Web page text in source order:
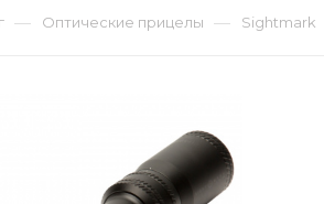
— Оптические прицелы — Sightmark